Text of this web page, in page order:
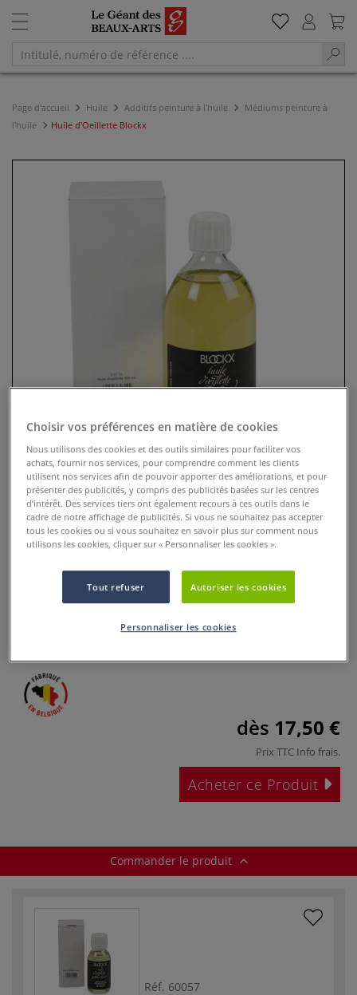
Page d'accueil Huile Additifs peinture à l'huile
Médiums peinture à
l'huile
Huile d'Oeillette Blockx
Huile d'Oeillette Blockx
0 Commentaires
moins siccative que l’huile de lin.
Plus
dès 17,50 €
Prix TTC Info frais.
Acheter ce Produit
Commander le produit
Réf. 60057
Choisir vos préférences en matière de cookies
Nous utilisons des cookies et des outils similaires pour faciliter vos
achats, fournir nos services, pour comprendre comment les clients
utilisent nos services afin de pouvoir apporter des améliorations, et pour
présenter des publicités, y compris des publicités basées sur les centres
d’intérêt. Des services tiers ont également recours à ces outils dans le
cadre de notre affichage de publicités. Si vous ne souhaitez pas accepter
tous les cookies ou si vous souhaitez en savoir plus sur comment nous
utilisons les cookies, cliquer sur « Personnaliser les cookies ».
Tout refuser Autoriser les cookies
Personnaliser les cookies